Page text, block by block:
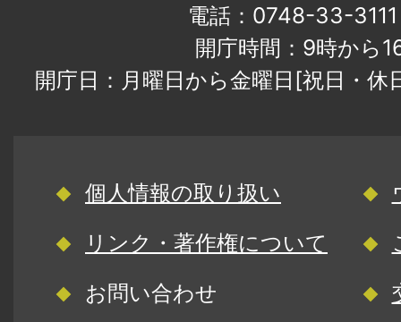
電話：0748-33-
開庁時間：9時から
開庁日：月曜日から金曜日[祝日・
個人情報の取り扱い
リンク・著作権について
お問い合わせ